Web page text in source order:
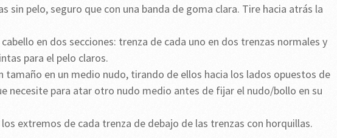
sin pelo, seguro que con una banda de goma clara. Tire hacia atrás la
en dos secciones: trenza de cada uno en dos trenzas normales y
para el pelo claros.
tamaño en un medio nudo, tirando de ellos hacia los lados opuestos de
necesite para atar otro nudo medio antes de fijar el nudo/bollo en su
extremos de cada trenza de debajo de las trenzas con horquillas.